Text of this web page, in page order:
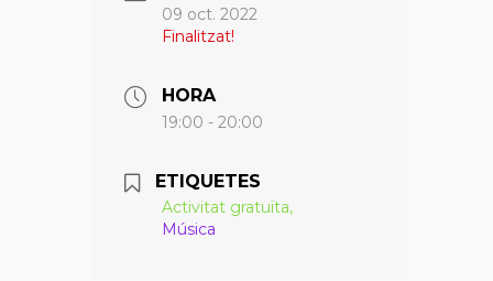
09 oct. 2022
Finalitzat!
HORA
19:00 - 20:00
ETIQUETES
Activitat gratuïta,
Música